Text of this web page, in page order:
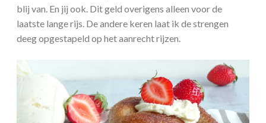
blij van. En jij ook. Dit geld overigens alleen voor de
laatste lange rijs. De andere keren laat ik de strengen
deeg opgestapeld op het aanrecht rijzen.